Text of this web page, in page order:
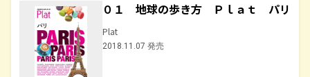
０１ 地球の歩き方 Ｐｌａｔ パリ
Plat
2018.11.07 発売